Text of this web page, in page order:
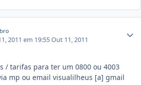
2011 em 19:55Out 11, 2011
/ tarifas para ter um 0800 ou 4003
mp ou email visualilheus [a] gmail